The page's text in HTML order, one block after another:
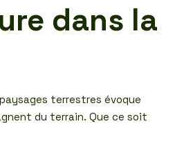
dans la
terrestres évoque
du terrain. Que ce soit